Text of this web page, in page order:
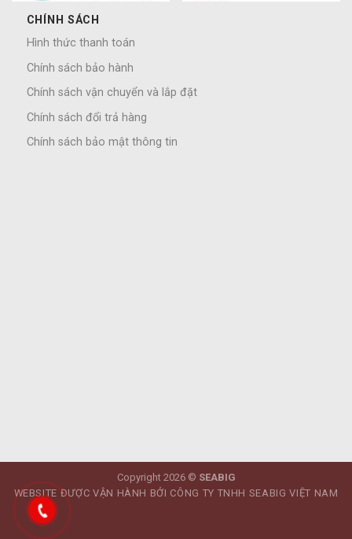
CHÍNH SÁCH
Hình thức thanh toán
Chính sách bảo hành
Chính sách vận chuyển và lắp đặt
Chính sách đổi trả hàng
Chính sách bảo mật thông tin
Copyright 2026 © SEABIG
WEBSITE ĐƯỢC VẬN HÀNH BỞI CÔNG TY TNHH SEABIG VIỆT NAM